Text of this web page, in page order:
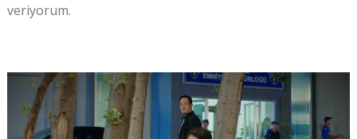
veriyorum.